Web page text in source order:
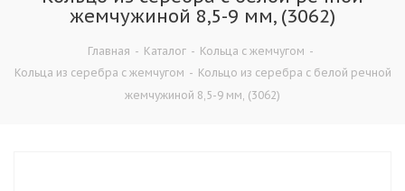
жемчужиной 8,5-9 мм, (3062)
Главная - Каталог - Кольца c жемчугом -
Кольца из серебра c жемчугом - Кольцо из серебра с белой речной
жемчужиной 8,5-9 мм, (3062)